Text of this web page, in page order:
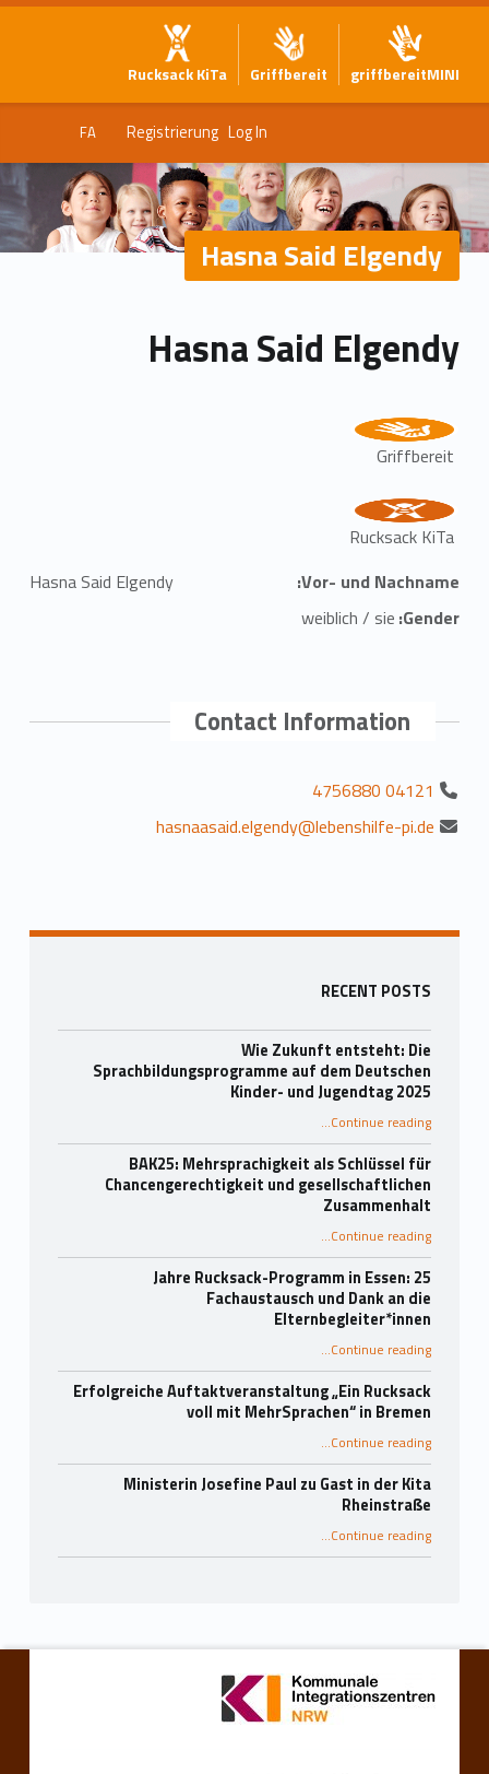
griffbereitMINI
Griffbereit
Rucksack KiTa
Log In
Registrierung
FA
Hasna Said Elgendy
Hasna Said Elgendy
Griffbereit
Rucksack KiTa
Vor- und Nachname:
Hasna Said Elgendy
Gender:
weiblich / sie
Contact Information
04121 4756880
hasnaasaid.elgendy@lebenshilfe-pi.de
Sidebar
RECENT POSTS
Wie Zukunft entsteht: Die
Sprachbildungsprogramme auf dem Deutschen
Kinder- und Jugendtag 2025
Continue reading
“Wie Zukunft entsteht: Die Sprachbildungsprogramme auf dem Deutschen Kinder- und Jugendtag 2025”
…
BAK25: Mehrsprachigkeit als Schlüssel für
Chancengerechtigkeit und gesellschaftlichen
Zusammenhalt
Continue reading
“BAK25: Mehrsprachigkeit als Schlüssel für Chancengerechtigkeit und gesellschaftlichen Zusammenhalt”
…
25 Jahre Rucksack-Programm in Essen:
Fachaustausch und Dank an die
Elternbegleiter*innen
Continue reading
“25 Jahre Rucksack-Programm in Essen: Fachaustausch und Dank an die Elternbegleiter*innen”
…
Erfolgreiche Auftaktveranstaltung „Ein Rucksack
voll mit MehrSprachen“ in Bremen
Continue reading
“Erfolgreiche Auftaktveranstaltung „Ein Rucksack voll mit MehrSprachen“ in Bremen”
…
Ministerin Josefine Paul zu Gast in der Kita
Rheinstraße
Continue reading
“Ministerin Josefine Paul zu Gast in der Kita Rheinstraße”
…